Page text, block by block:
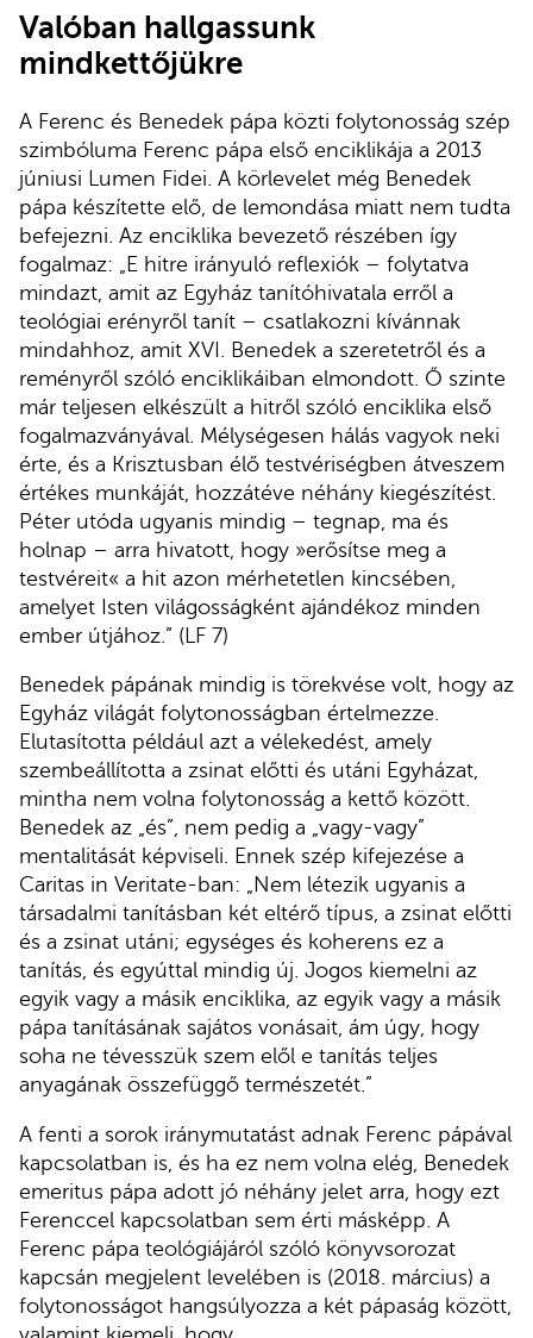
Valóban hallgassunk
mindkettőjükre
A Ferenc és Benedek pápa közti folytonosság szép
szimbóluma Ferenc pápa első enciklikája a 2013
júniusi Lumen Fidei. A körlevelet még Benedek
pápa készítette elő, de lemondása miatt nem tudta
befejezni. Az enciklika bevezető részében így
fogalmaz: „E hitre irányuló reflexiók – folytatva
mindazt, amit az Egyház tanítóhivatala erről a
teológiai erényről tanít – csatlakozni kívánnak
mindahhoz, amit XVI. Benedek a szeretetről és a
reményről szóló enciklikáiban elmondott. Ő szinte
már teljesen elkészült a hitről szóló enciklika első
fogalmazványával. Mélységesen hálás vagyok neki
érte, és a Krisztusban élő testvériségben átveszem
értékes munkáját, hozzátéve néhány kiegészítést.
Péter utóda ugyanis mindig – tegnap, ma és
holnap – arra hivatott, hogy »erősítse meg a
testvéreit« a hit azon mérhetetlen kincsében,
amelyet Isten világosságként ajándékoz minden
ember útjához.” (LF 7)
Benedek pápának mindig is törekvése volt, hogy az
Egyház világát folytonosságban értelmezze.
Elutasította például azt a vélekedést, amely
szembeállította a zsinat előtti és utáni Egyházat,
mintha nem volna folytonosság a kettő között.
Benedek az „és”, nem pedig a „vagy-vagy”
mentalitását képviseli. Ennek szép kifejezése a
Caritas in Veritate-ban: „Nem létezik ugyanis a
társadalmi tanításban két eltérő típus, a zsinat előtti
és a zsinat utáni; egységes és koherens ez a
tanítás, és egyúttal mindig új. Jogos kiemelni az
egyik vagy a másik enciklika, az egyik vagy a másik
pápa tanításának sajátos vonásait, ám úgy, hogy
soha ne tévesszük szem elől e tanítás teljes
anyagának összefüggő természetét.”
A fenti a sorok iránymutatást adnak Ferenc pápával
kapcsolatban is, és ha ez nem volna elég, Benedek
emeritus pápa adott jó néhány jelet arra, hogy ezt
Ferenccel kapcsolatban sem érti másképp. A
Ferenc pápa teológiájáról szóló könyvsorozat
kapcsán megjelent levelében is (2018. március) a
folytonosságot hangsúlyozza a két pápaság között,